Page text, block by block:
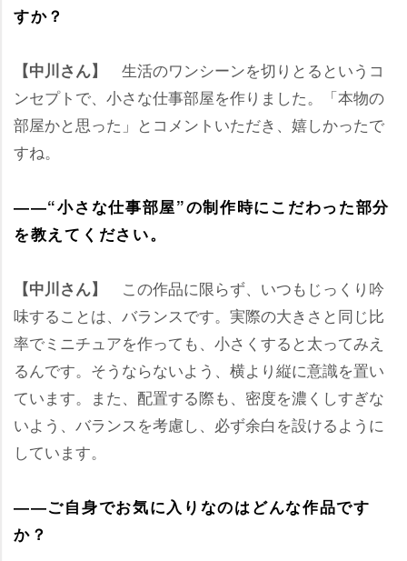
すか？
【中川さん】 生活のワンシーンを切りとるというコ
ンセプトで、小さな仕事部屋を作りました。「本物の
部屋かと思った」とコメントいただき、嬉しかったで
すね。
――“小さな仕事部屋”の制作時にこだわった部分
を教えてください。
【中川さん】 この作品に限らず、いつもじっくり吟
味することは、バランスです。実際の大きさと同じ比
率でミニチュアを作っても、小さくすると太ってみえ
るんです。そうならないよう、横より縦に意識を置い
ています。また、配置する際も、密度を濃くしすぎな
いよう、バランスを考慮し、必ず余白を設けるように
しています。
――ご自身でお気に入りなのはどんな作品です
か？